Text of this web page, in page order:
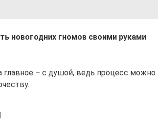
новогодних гномов своими руками
главное – с душой, ведь процесс можно